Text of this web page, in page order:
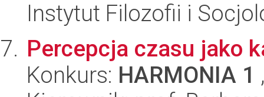
Instytut Filozofii i
Percepcja czasu jako
Konkurs: HARMONIA 1